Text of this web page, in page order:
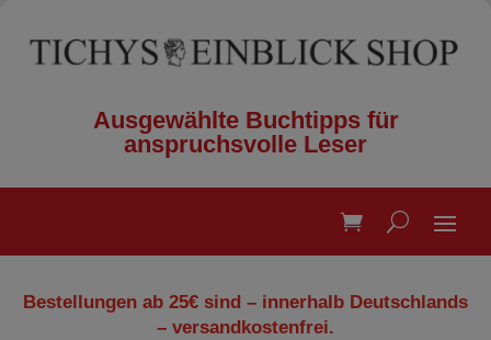
Ausgewählte Buchtipps für
anspruchsvolle Leser
Bestellungen ab 25€ sind – innerhalb Deutschlands
– versandkostenfrei.